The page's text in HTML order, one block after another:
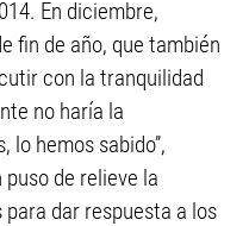
En diciembre,
fin de año, que también
con la tranquilidad
no haría la
lo hemos sabido”,
de relieve la
dar respuesta a los